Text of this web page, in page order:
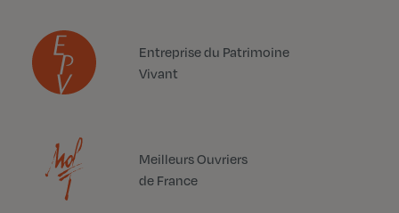
Entreprise du Patrimoine
Vivant
Meilleurs Ouvriers
de France